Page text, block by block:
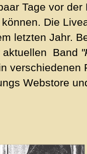
Tage vor der
Die
letzten Jahr.
aktuellen Band
verschiedenen
Webstore